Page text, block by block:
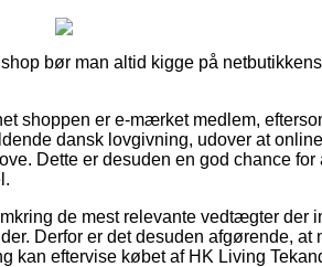
bør man altid kigge på
shoppen er e-mærket medlem,
dansk lovgivning, udover at online
Dette er desuden en god chance for
de mest relevante vedtægter der
Derfor er det desuden afgørende, at
kan eftervise købet af HK Living